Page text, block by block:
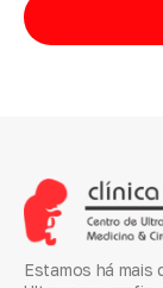
Estamos há mais